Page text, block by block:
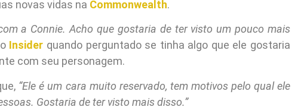
novas vidas na Commonwealth.
a Connie. Acho que gostaria de ter visto um pouco mais
Insider quando perguntado se tinha algo que ele gostaria
com seu personagem.
“Ele é um cara muito reservado, tem motivos pelo qual ele
Gostaria de ter visto mais disso.”